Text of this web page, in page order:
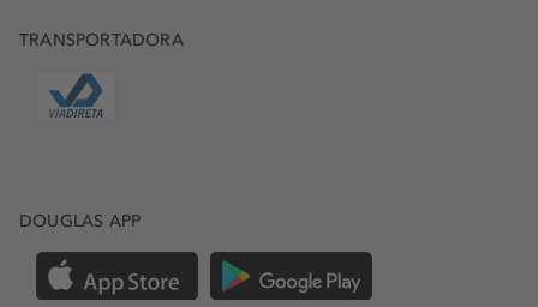
TRANSPORTADORA
DOUGLAS APP